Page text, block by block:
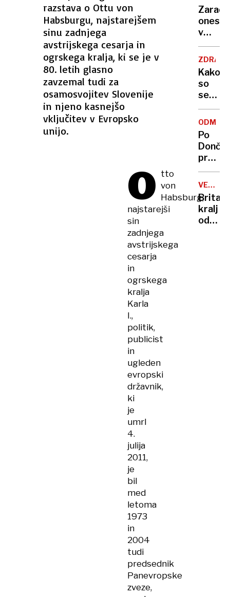
razstava o Ottu von
Habsburgu, najstarejšem
sinu zadnjega
avstrijskega cesarja in
ogrskega kralja, ki se je v
80. letih glasno
zavzemal tudi za
osamosvojitev Slovenije
in njeno kasnejšo
vključitev v Evropsko
unijo.
O tto
von
Habsburg,
najstarejši
sin
zadnjega
avstrijskega
cesarja
in
ogrskega
kralja
Karla
I.,
politik,
publicist
in
ugleden
evropski
državnik,
ki
je
umrl
4.
julija
2011,
je
bil
med
letoma
1973
in
2004
tudi
predsednik
Panevropske
zveze,
da je
to v
moji
sploh
Zaradi
v
delu
voda
Kako
so
se
cilji
vlade
Po
Karma
je
psica,
Nico
pa
njen
VELIKA
kralj